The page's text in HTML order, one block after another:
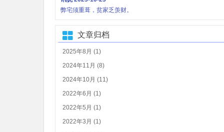
弊宅须重葺，贫家乏羡财。
文章归档
2025年8月 (1)
2024年11月 (8)
2024年10月 (11)
2022年6月 (1)
2022年5月 (1)
2022年3月 (1)